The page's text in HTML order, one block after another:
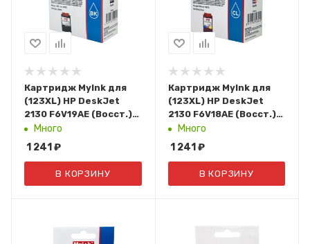
Картридж MyInk для
(123XL) HP DeskJet
2130 F6V19AE (Восст.)
Black
Много
1 241 ₽
В КОРЗИНУ
Картридж MyInk для
(123XL) HP DeskJet
2130 F6V18AE (Восст.)
Color
Много
1 241 ₽
В КОРЗИНУ